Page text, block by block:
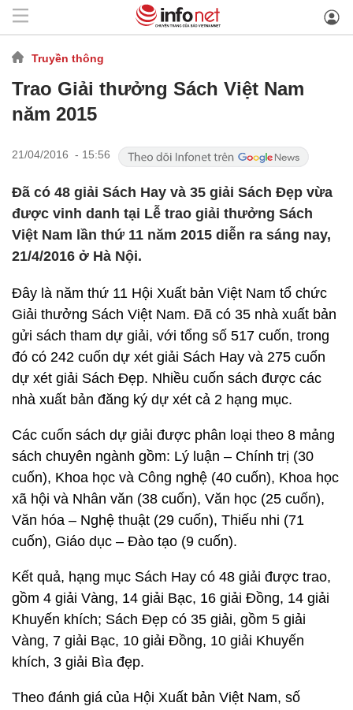
Truyền thông
Trao Giải thưởng Sách Việt Nam
năm 2015
21/04/2016 - 15:56
Đã có 48 giải Sách Hay và 35 giải Sách Đẹp vừa
được vinh danh tại Lễ trao giải thưởng Sách
Việt Nam lần thứ 11 năm 2015 diễn ra sáng nay,
21/4/2016 ở Hà Nội.
Đây là năm thứ 11 Hội Xuất bản Việt Nam tổ chức
Giải thưởng Sách Việt Nam. Đã có 35 nhà xuất bản
gửi sách tham dự giải, với tổng số 517 cuốn, trong
đó có 242 cuốn dự xét giải Sách Hay và 275 cuốn
dự xét giải Sách Đẹp. Nhiều cuốn sách được các
nhà xuất bản đăng ký dự xét cả 2 hạng mục.
Các cuốn sách dự giải được phân loại theo 8 mảng
sách chuyên ngành gồm: Lý luận – Chính trị (30
cuốn), Khoa học và Công nghệ (40 cuốn), Khoa học
xã hội và Nhân văn (38 cuốn), Văn học (25 cuốn),
Văn hóa – Nghệ thuật (29 cuốn), Thiếu nhi (71
cuốn), Giáo dục – Đào tạo (9 cuốn).
Kết quả, hạng mục Sách Hay có 48 giải được trao,
gồm 4 giải Vàng, 14 giải Bạc, 16 giải Đồng, 14 giải
Khuyến khích; Sách Đẹp có 35 giải, gồm 5 giải
Vàng, 7 giải Bạc, 10 giải Đồng, 10 giải Khuyến
khích, 3 giải Bìa đẹp.
Theo đánh giá của Hội Xuất bản Việt Nam, số